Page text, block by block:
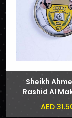
Sheikh
Rashid Al
and Sheikh
bin AED